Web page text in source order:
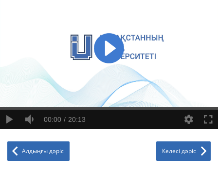
00:00 20:13
Алдыңғы дәріс Келесі дәріс